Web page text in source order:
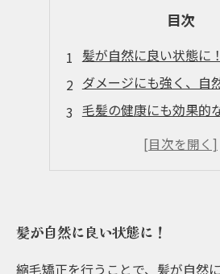
目次
髪が自然に良い状態に！
ダメージにも強く、自
毛髪の健康にも効果的
化学物質でのダメージ
髪が自然に良い状態に！
縮毛矯正を行うことで、髪が自然